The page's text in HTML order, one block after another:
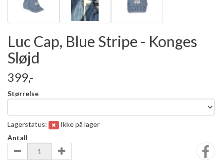
Luc Cap, Blue Stripe - Konges
Sløjd
399,-
Størrelse
Lagerstatus:
Ikke på lager
Antall